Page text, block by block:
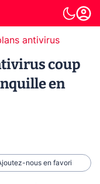
antivirus
coup
en
nous en favori